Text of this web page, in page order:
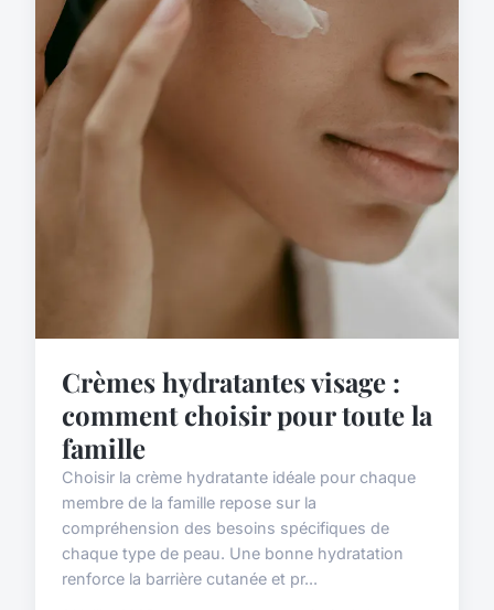
Crèmes hydratantes visage :
comment choisir pour toute la
famille
Choisir la crème hydratante idéale pour chaque
membre de la famille repose sur la
compréhension des besoins spécifiques de
chaque type de peau. Une bonne hydratation
renforce la barrière cutanée et pr...